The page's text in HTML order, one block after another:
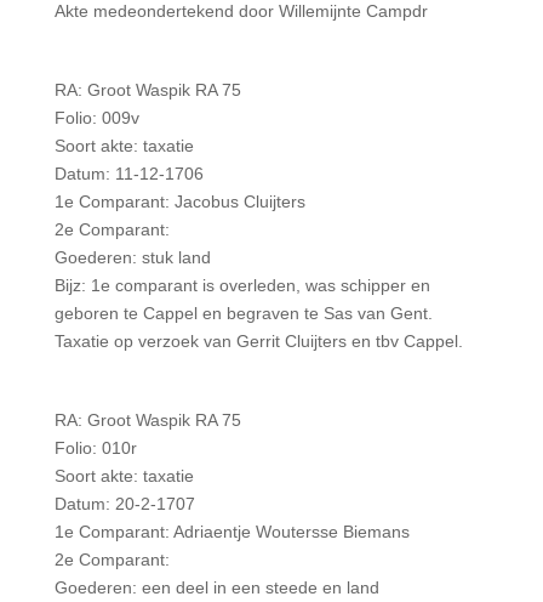
Akte medeondertekend door Willemijnte Campdr
RA: Groot Waspik RA 75
Folio: 009v
Soort akte: taxatie
Datum: 11-12-1706
1e Comparant: Jacobus Cluijters
2e Comparant:
Goederen: stuk land
Bijz: 1e comparant is overleden, was schipper en
geboren te Cappel en begraven te Sas van Gent.
Taxatie op verzoek van Gerrit Cluijters en tbv Cappel.
RA: Groot Waspik RA 75
Folio: 010r
Soort akte: taxatie
Datum: 20-2-1707
1e Comparant: Adriaentje Woutersse Biemans
2e Comparant:
Goederen: een deel in een steede en land